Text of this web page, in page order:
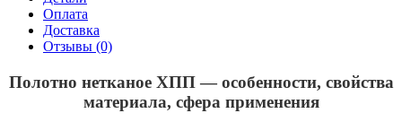
Оплата
Доставка
Отзывы (0)
Полотно нетканое ХПП — особенности, свойства
материала, сфера применения